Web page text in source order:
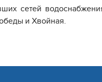
сетей
и Хвойная.